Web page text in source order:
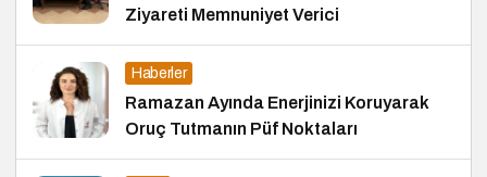
Ziyareti Memnuniyet Verici
Haberler
Ramazan Ayında Enerjinizi Koruyarak
Oruç Tutmanın Püf Noktaları